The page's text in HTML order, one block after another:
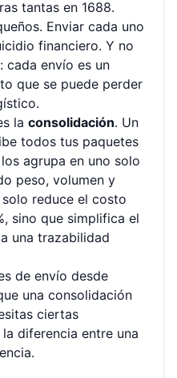
tantas en 1688.
Enviar cada uno
financiero. Y no
cada envío es un
que se puede perder
la consolidación. Un
todos tus paquetes
agrupa en uno solo
peso, volumen y
reduce el costo
sino que simplifica el
una trazabilidad
de envío desde
una consolidación
ciertas
diferencia entre una